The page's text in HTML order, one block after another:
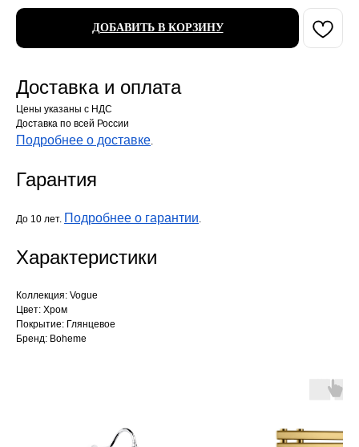
ДОБАВИТЬ В КОРЗИНУ
Доставка и оплата
Цены указаны с НДС
Доставка по всей России
Подробнее о доставке.
Гарантия
До 10 лет. Подробнее о гарантии.
Характеристики
Коллекция: Vogue
Цвет: Хром
Покрытие: Глянцевое
Бренд: Boheme